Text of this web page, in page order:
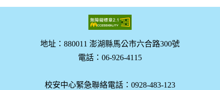
地址：880011 澎湖縣馬公市六合路300號
電話：06-926-4115
校安中心緊急聯絡電話：0928-483-123